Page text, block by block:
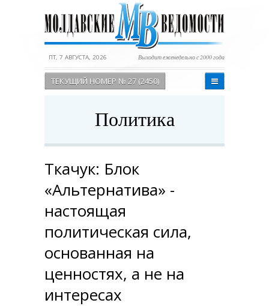
ПТ, 7 АВГУСТА, 2026 Выходит еженедельно с 2000 года
ТЕКУЩИЙ НОМЕР № 27 (2450)
Политика
Ткачук: Блок
«Альтернатива» -
настоящая
политическая сила,
основанная на
ценностях, а не на
интересах